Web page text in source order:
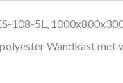
108-5L,
Wandkast met